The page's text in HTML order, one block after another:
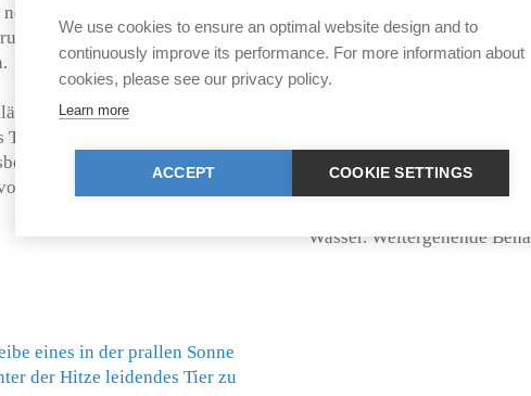
Wärmeaustausch
der bis zum Hitzetod
handelt nicht nur
und macht sich
die Tatbestände der
Tötung in Betracht.
natürlich nur soweit nötig –
Tierretter kann sich in einer
Sinne des Tierhalters
sogenannten
durch die Beschädigung
Nach der Befreiung sollte
ausreichend Wasser
Wasser. Weitergehende
eines in der prallen Sonne
der Hitze leidendes Tier zu
We use cookies to ensure an optimal website design and to
continuously improve its performance. For more information about
cookies, please see our privacy policy.
Learn more
ACCEPT COOKIE SETTINGS